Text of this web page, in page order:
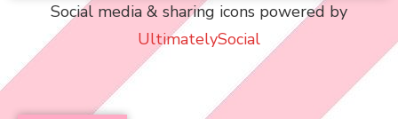
Social media & sharing icons powered by
UltimatelySocial